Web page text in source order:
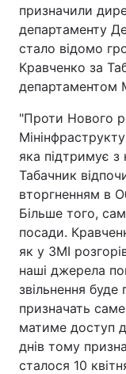
призначили
департаменту
стало відомо
Кравченко за
департаментом
"Проти Нового
яка підтримує з
Табачник
вторгненням в
Більше того,
посади.
як у ЗМІ
наші джерела
звільнення буде
призначать
матиме доступ
днів тому
сталося 10